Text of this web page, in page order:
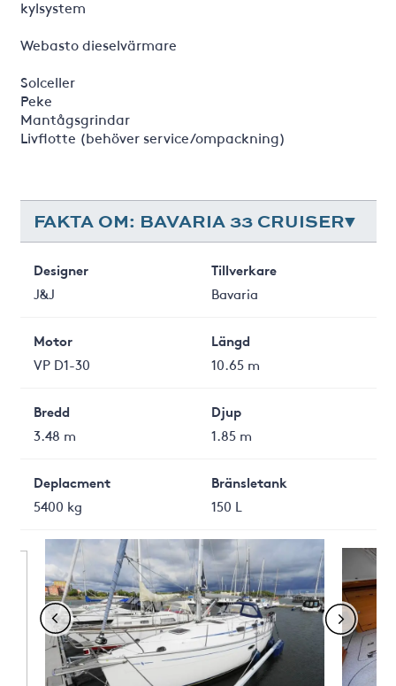
kylsystem
Webasto dieselvärmare
Solceller
Peke
Mantågsgrindar
Livflotte (behöver service/ompackning)
FAKTA OM: BAVARIA 33 CRUISER
Designer
J&J
Tillverkare
Bavaria
Motor
VP D1-30
Längd
10.65 m
Bredd
3.48 m
Djup
1.85 m
Deplacment
5400 kg
Bränsletank
150 L